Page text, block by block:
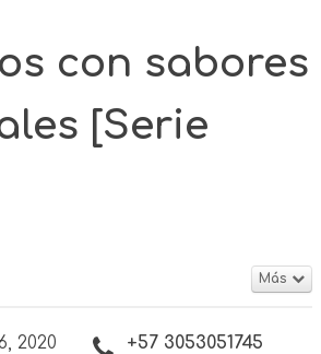
con sabores
[Serie
Más
2020
+57 3053051745